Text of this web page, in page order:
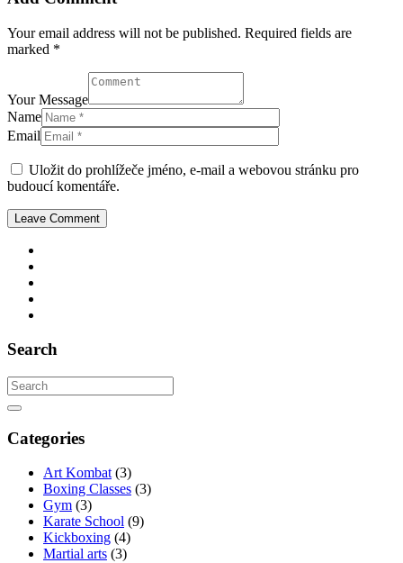
Your email address will not be published. Required fields are
marked *
Your Message
Name
Email
Uložit do prohlížeče jméno, e-mail a webovou stránku pro
budoucí komentáře.
Search
Categories
Art Kombat(3)
Boxing Classes (3)
Gym (3)
Karate School (9)
Kickboxing (4)
Martial arts (3)